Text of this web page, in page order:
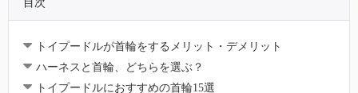
目次
トイプードルが首輪をするメリット・デメリット
ハーネスと首輪、どちらを選ぶ？
トイプードルにおすすめの首輪15選